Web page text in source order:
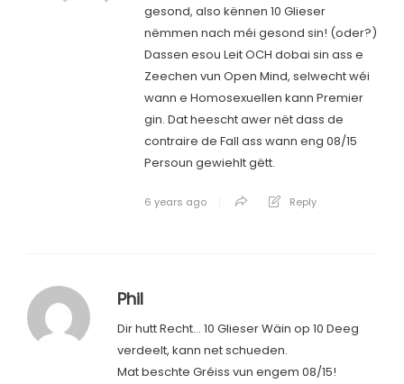
gesond, also kënnen 10 Glieser
nëmmen nach méi gesond sin! (oder?)
Dassen esou Leit OCH dobai sin ass e
Zeechen vun Open Mind, selwecht wéi
wann e Homosexuellen kann Premier
gin. Dat heescht awer nët dass de
contraire de Fall ass wann eng 08/15
Persoun gewiehlt gëtt.
6 years ago Reply
Phil
Dir hutt Recht… 10 Glieser Wäin op 10 Deeg
verdeelt, kann net schueden.
Mat beschte Gréiss vun engem 08/15!